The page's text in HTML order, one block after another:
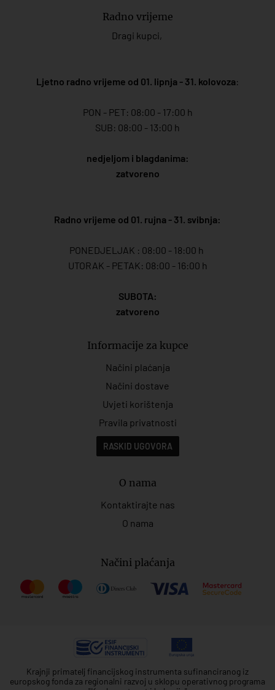
Radno vrijeme
Dragi kupci,
Ljetno radno vrijeme od 01. lipnja - 31. kolovoza:
PON - PET: 08:00 - 17:00 h
SUB: 08:00 - 13:00 h
nedjeljom i blagdanima:
zatvoreno
Radno vrijeme od 01. rujna - 31. svibnja:
PONEDJELJAK : 08:00 - 18:00 h
UTORAK - PETAK: 08:00 - 16:00 h
SUBOTA:
zatvoreno
Informacije za kupce
Načini plaćanja
Načini dostave
Uvjeti korištenja
Pravila privatnosti
RASKID UGOVORA
O nama
Kontaktirajte nas
O nama
Načini plaćanja
Krajnji primatelj financijskog instrumenta sufinanciranog iz
europskog fonda za regionalni razvoj u sklopu operativnog programa